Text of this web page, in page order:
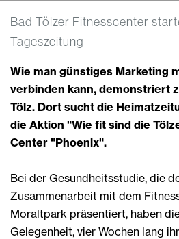
Bad Tölzer Fitnesscenter
Tageszeitung
Wie man günstiges Marketing
verbinden kann, demonstriert
Tölz. Dort sucht die
die Aktion "Wie fit sind die
Center "Phoenix".
Bei der Gesundheitsstudie, die
Zusammenarbeit mit dem
Moraltpark präsentiert, haben
Gelegenheit, vier Wochen lang